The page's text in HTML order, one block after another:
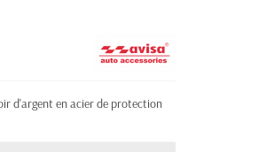
d'argent en acier de protection